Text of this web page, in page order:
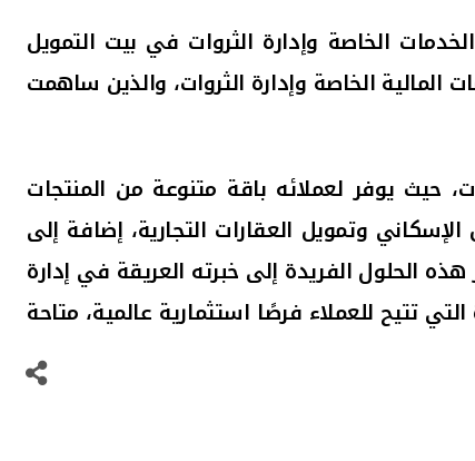
الخاصة وإدارة الثروات في بيت التمويل
المالية الخاصة وإدارة الثروات، والذين ساهمت
حيث يوفر لعملائه باقة متنوعة من المنتجات
وتمويل العقارات التجارية، إضافة إلى
الحلول الفريدة إلى خبرته العريقة في إدارة
تتيح للعملاء فرصًا استثمارية عالمية، متاحة